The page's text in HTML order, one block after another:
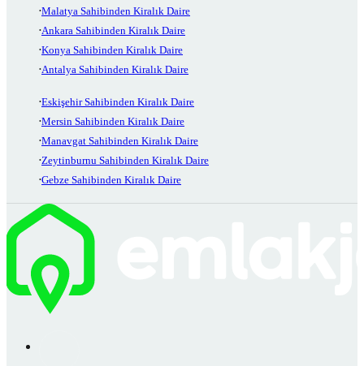
Malatya Sahibinden Kiralık Daire
Ankara Sahibinden Kiralık Daire
Konya Sahibinden Kiralık Daire
Antalya Sahibinden Kiralık Daire
Eskişehir Sahibinden Kiralık Daire
Mersin Sahibinden Kiralık Daire
Manavgat Sahibinden Kiralık Daire
Zeytinburnu Sahibinden Kiralık Daire
Gebze Sahibinden Kiralık Daire